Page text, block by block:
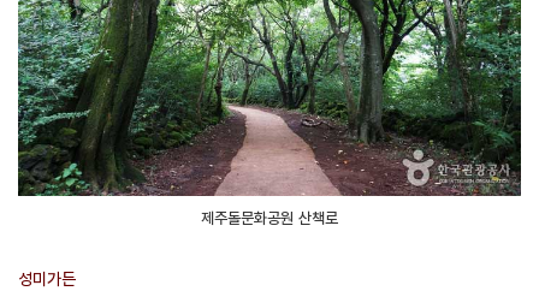
제주돌문화공원 산책로
성미가든